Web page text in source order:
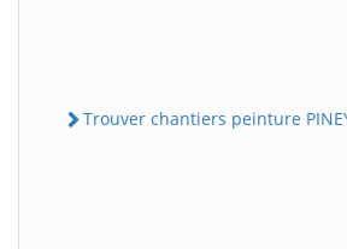
Trouver chantiers peinture